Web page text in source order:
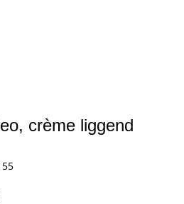
crème liggend